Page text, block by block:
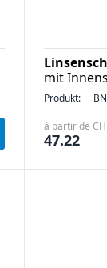
mit
Produkt:
à partir de
47.22